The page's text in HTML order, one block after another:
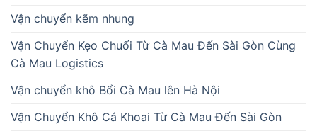
Vận chuyển kẽm nhung
Vận Chuyển Kẹo Chuối Từ Cà Mau Đến Sài Gòn Cùng
Cà Mau Logistics
Vận chuyển khô Bổi Cà Mau lên Hà Nội
Vận Chuyển Khô Cá Khoai Từ Cà Mau Đến Sài Gòn